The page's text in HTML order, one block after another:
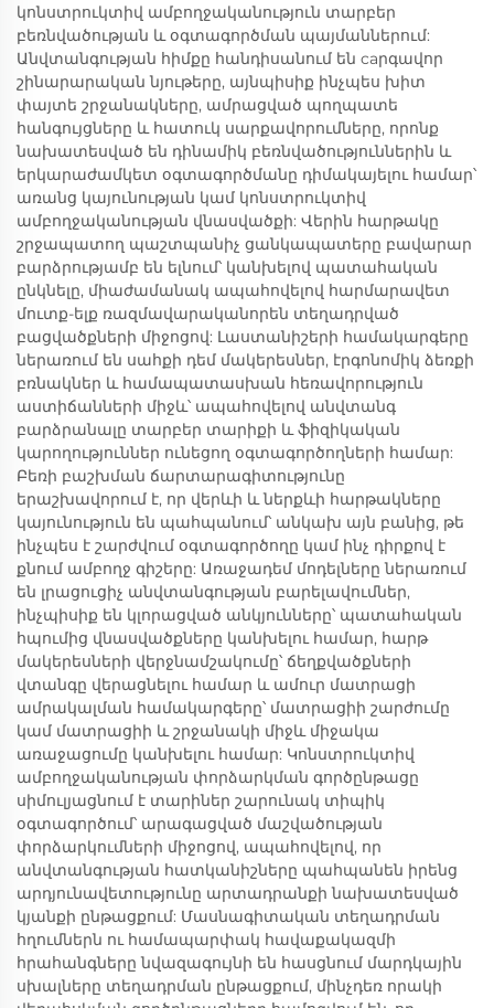
կոնստրուկտիվ ամբողջականություն տարբեր
բեռնվածության և օգտագործման պայմաններում:
Անվտանգության հիմքը հանդիսանում են caրգավոր
շինարարական նյութերը, այնպիսիք ինչպես խիտ
փայտե շրջանակները, ամրացված պողպատե
հանգույցները և հատուկ սարքավորումները, որոնք
նախատեսված են դինամիկ բեռնվածություններին և
երկարաժամկետ օգտագործմանը դիմակայելու համար՝
առանց կայունության կամ կոնստրուկտիվ
ամբողջականության վնասվածքի: Վերին հարթակը
շրջապատող պաշտպանիչ ցանկապատերը բավարար
բարձրությամբ են ելնում՝ կանխելով պատահական
ընկնելը, միաժամանակ ապահովելով հարմարավետ
մուտք-ելք ռազմավարականորեն տեղադրված
բացվածքների միջոցով: Լաստանիշերի համակարգերը
ներառում են սահքի դեմ մակերեսներ, էրգոնոմիկ ձեռքի
բռնակներ և համապատասխան հեռավորություն
աստիճանների միջև՝ ապահովելով անվտանգ
բարձրանալը տարբեր տարիքի և ֆիզիկական
կարողություններ ունեցող օգտագործողների համար:
Բեռի բաշխման ճարտարագիտությունը
երաշխավորում է, որ վերևի և ներքևի հարթակները
կայունություն են պահպանում՝ անկախ այն բանից, թե
ինչպես է շարժվում օգտագործողը կամ ինչ դիրքով է
քնում ամբողջ գիշերը: Առաջադեմ մոդելները ներառում
են լրացուցիչ անվտանգության բարելավումներ,
ինչպիսիք են կլորացված անկյունները՝ պատահական
հպումից վնասվածքները կանխելու համար, հարթ
մակերեսների վերջնամշակումը՝ ճեղքվածքների
վտանգը վերացնելու համար և ամուր մատրացի
ամրակալման համակարգերը՝ մատրացիի շարժումը
կամ մատրացիի և շրջանակի միջև միջակա
առաջացումը կանխելու համար: Կոնստրուկտիվ
ամբողջականության փորձարկման գործընթացը
սիմուլյացնում է տարիներ շարունակ տիպիկ
օգտագործում՝ արագացված մաշվածության
փորձարկումների միջոցով, ապահովելով, որ
անվտանգության հատկանիշները պահպանեն իրենց
արդյունավետությունը արտադրանքի նախատեսված
կյանքի ընթացքում: Մասնագիտական տեղադրման
հղումներն ու համապարփակ հավաքակազմի
հրահանգները նվազագույնի են հասցնում մարդկային
սխալները տեղադրման ընթացքում, մինչդեռ որակի